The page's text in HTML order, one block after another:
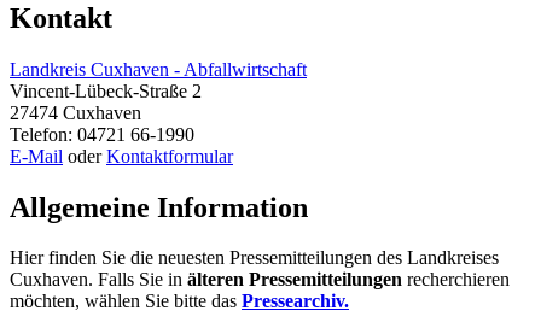
Kontakt
Landkreis Cuxhaven - Abfallwirtschaft
Vincent-Lübeck-Straße 2
27474 Cuxhaven
Telefon: 04721 66-1990
E-Mail oderKontaktformular
Allgemeine Information
Hier finden Sie die neuesten Pressemitteilungen des Landkreises
Cuxhaven. Falls Sie in älteren Pressemitteilungen recherchieren
möchten, wählen Sie bitte das Pressearchiv.